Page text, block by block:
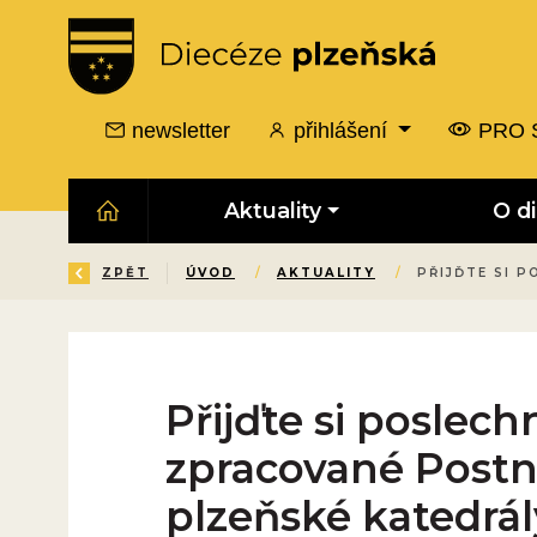
newsletter přihlášení PRO
Aktuality O
ZPĚT ÚVOD / AKTUALITY / PŘIJĎTE SI
Přijďte si
zpracované
plzeňské